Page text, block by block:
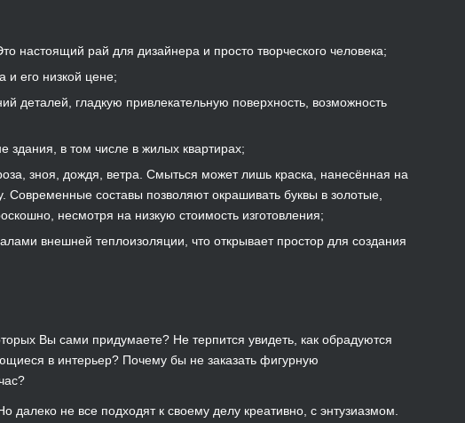
настоящий рай для дизайнера и просто творческого человека;
и его низкой цене;
деталей, гладкую привлекательную поверхность, возможность
здания, в том числе в жилых квартирах;
зноя, дождя, ветра. Смыться может лишь краска, нанесённая на
Современные составы позволяют окрашивать буквы в золотые,
несмотря на низкую стоимость изготовления;
внешней теплоизоляции, что открывает простор для создания
Вы сами придумаете? Не терпится увидеть, как обрадуются
в интерьер? Почему бы не заказать фигурную
не все подходят к своему делу креативно, с энтузиазмом.